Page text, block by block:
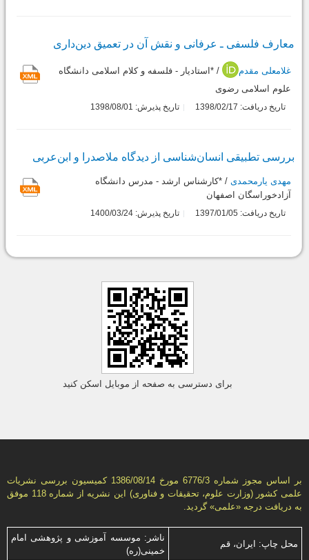
معارف فلسفی ـ عرفانی و نقش آن در تعمیق دین‌داری
غلامعلی مقدم
/ *استادیار - فلسفه و کلام اسلامی دانشگاه
علوم اسلامی رضوی
تاریخ دریافت: 1398/02/17 تاریخ پذیرش: 1398/08/01
بررسی تطبیقی انسان‌شناسی از دیدگاه ملاصدرا و ابن‌عربی
مهدی یارمحمدی / *کارشناس ارشد - مدرس دانشگاه
آزادخوراسگان اصفهان
تاریخ دریافت: 1397/01/05 تاریخ پذیرش: 1400/03/24
برای دسترسی به صفحه از موبایل اسکن کنید
بر اساس مجوز شماره 6776/3 مورخ 1386/08/14 كمیسیون بررسى نشریات
علمى كشور (وزارت علوم، تحقیقات و فناورى) این نشریه از شماره 118 موفق
به دریافت درجه «علمى» گردید.
محل چاپ: ایران، قم
ناشر: موسسه آموزشی و پژوهشی امام
خمینی(ره)